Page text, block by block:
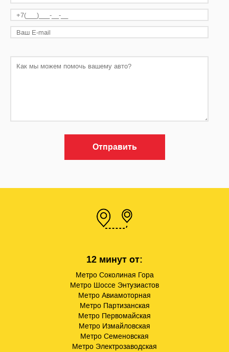
Отправить
12 минут от:
Метро Соколиная Гора
Метро Шоссе Энтузиастов
Метро Авиамоторная
Метро Партизанская
Метро Первомайская
Метро Измайловская
Метро Семеновская
Метро Электрозаводская